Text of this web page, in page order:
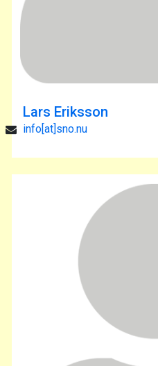
Lars Eriksson
info[at]sno.nu